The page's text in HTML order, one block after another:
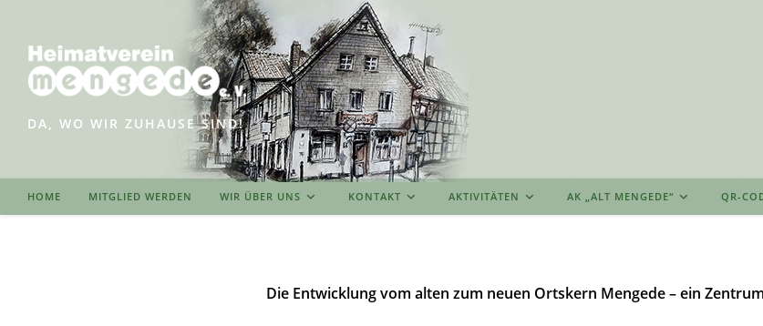
springen
DA, WO WIR ZUHAUSE SIND!
HOME MITGLIED WERDEN WIR ÜBER UNS KONTAKT AKTIVITÄTEN AK „ALT MENGEDE“ QR-
Die Entwicklung vom alten zum neuen Ortskern Mengede – ein